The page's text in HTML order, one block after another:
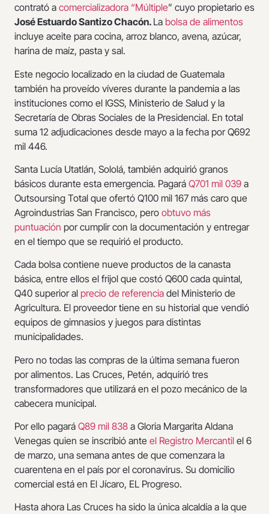
contrató a comercializadora “Múltiple” cuyo propietario es
José Estuardo Santizo Chacón. La bolsa de alimentos
incluye aceite para cocina, arroz blanco, avena, azúcar,
harina de maíz, pasta y sal.
Este negocio localizado en la ciudad de Guatemala
también ha proveído víveres durante la pandemia a las
instituciones como el IGSS, Ministerio de Salud y la
Secretaría de Obras Sociales de la Presidencial. En total
suma 12 adjudicaciones desde mayo a la fecha por Q692
mil 446.
Santa Lucía Utatlán, Sololá, también adquirió granos
básicos durante esta emergencia. Pagará Q701 mil 039 a
Outsoursing Total que ofertó Q100 mil 167 más caro que
Agroindustrias San Francisco, pero obtuvo más
puntuación por cumplir con la documentación y entregar
en el tiempo que se requirió el producto.
Cada bolsa contiene nueve productos de la canasta
básica, entre ellos el frijol que costó Q600 cada quintal,
Q40 superior al precio de referencia del Ministerio de
Agricultura. El proveedor tiene en su historial que vendió
equipos de gimnasios y juegos para distintas
municipalidades.
Pero no todas las compras de la última semana fueron
por alimentos. Las Cruces, Petén, adquirió tres
transformadores que utilizará en el pozo mecánico de la
cabecera municipal.
Por ello pagará Q89 mil 838 a Gloria Margarita Aldana
Venegas quien se inscribió ante el Registro Mercantil el 6
de marzo, una semana antes de que comenzara la
cuarentena en el país por el coronavirus. Su domicilio
comercial está en El Jícaro, EL Progreso.
Hasta ahora Las Cruces ha sido la única alcaldía a la que